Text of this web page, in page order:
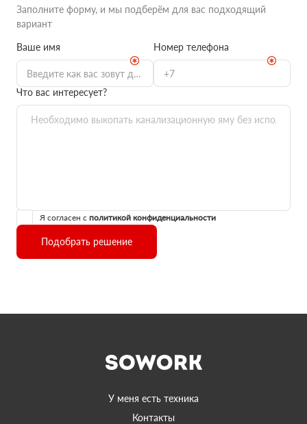
Заполните форму, и мы подберём для вас подходящий
вариант
Ваше имя
Номер телефона
Что вас интересует?
Я согласен с политикой конфиденциальности
Подобрать решение
У меня есть техника
Контакты